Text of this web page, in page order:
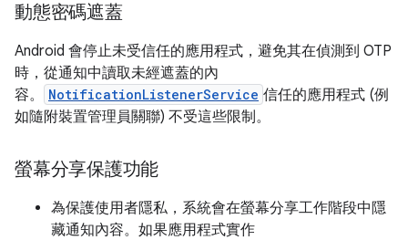
動態密碼遮蓋
Android 會停止未受信任的應用程式，避免其在偵測到 OTP
時，從通知中讀取未經遮蓋的內
容。
NotificationListenerService 信任的應用程式 (例
如隨附裝置管理員關聯) 不受這些限制。
螢幕分享保護功能
為保護使用者隱私，系統會在螢幕分享工作階段中隱
藏通知內容。如果應用程式實作